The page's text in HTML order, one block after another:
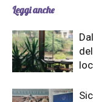
Leggi anche